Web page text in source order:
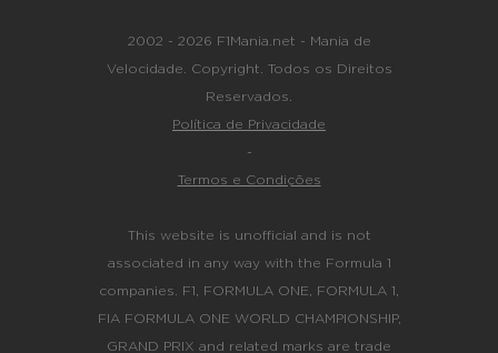
2002 - 2026 F1Mania.net - Mania de
Velocidade. Copyright. Todos os Direitos
Reservados.
Política de Privacidade
-
Termos e Condições
This website is unofficial and is not
associated in any way with the Formula 1
companies. F1, FORMULA ONE, FORMULA 1,
FIA FORMULA ONE WORLD CHAMPIONSHIP,
GRAND PRIX and related marks are trade